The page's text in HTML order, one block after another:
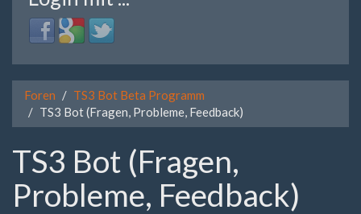
Login
with
Login
with
Login
with
Foren
TS3 Bot Beta Programm
TS3 Bot (Fragen, Probleme, Feedback)
TS3 Bot (Fragen,
Probleme, Feedback)